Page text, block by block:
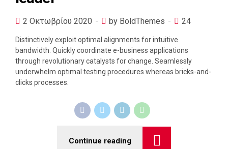
2 Οκτωβρίου 2020 by BoldThemes 24
Distinctively exploit optimal alignments for intuitive
bandwidth. Quickly coordinate e-business applications
through revolutionary catalysts for change. Seamlessly
underwhelm optimal testing procedures whereas bricks-and-
clicks processes.
Continue reading